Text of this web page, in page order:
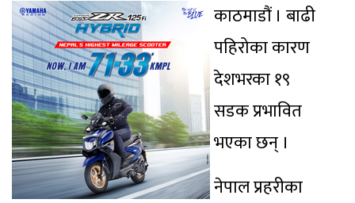
काठमाडौं । बाढी
पहिरोका कारण
देशभरका १९
सडक प्रभावित
भएका छन् ।
नेपाल प्रहरीका